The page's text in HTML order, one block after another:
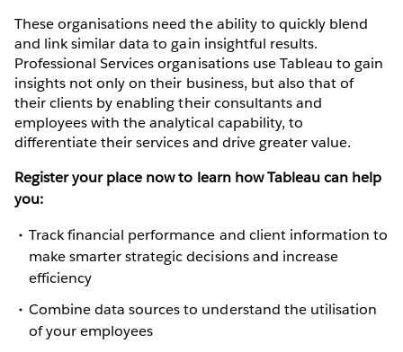
These organisations need the ability to quickly blend
and link similar data to gain insightful results.
Professional Services organisations use Tableau to gain
insights not only on their business, but also that of
their clients by enabling their consultants and
employees with the analytical capability, to
differentiate their services and drive greater value.
Register your place now to learn how Tableau can help
you:
Track financial performance and client information to
make smarter strategic decisions and increase
efficiency
Combine data sources to understand the utilisation
of your employees